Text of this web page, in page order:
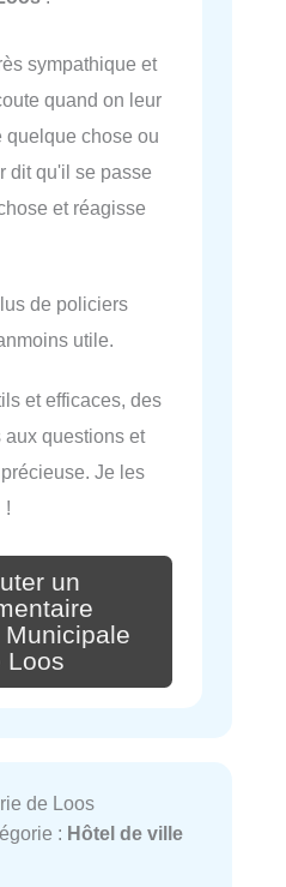
sympathique et
quand on leur
quelque chose ou
dit qu'il se passe
et réagisse
de policiers
utile.
et efficaces, des
aux questions et
Je les
!
un
Loos
de Loos
: Hôtel de ville